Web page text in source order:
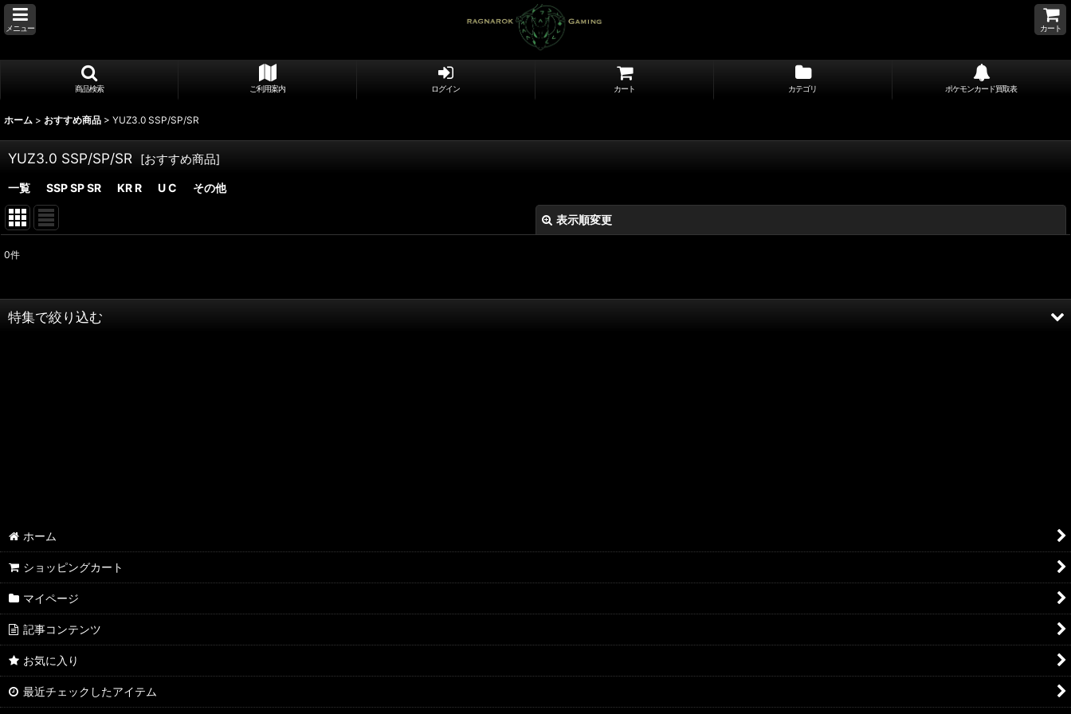
メニュー カート
商品検索 ご利用案内 ログイン カート カテゴリ ポケモンカード買取表
ホーム > おすすめ商品 > YUZ3.0 SSP/SP/SR
YUZ3.0 SSP/SP/SR [おすすめ商品]
一覧 SSP SP SR KR R U C その他
表示順変更
並び順 :
0件
特集で絞り込む
YUZ3.0 KR/R
YUZ3.0 U/C
YUZ3.0 その他
NEX3.0 SSP/SP/SR
NEX3.0 KR/R
NEX3.0 U/C
ホーム
ショッピングカート
マイページ
記事コンテンツ
お気に入り
最近チェックしたアイテム